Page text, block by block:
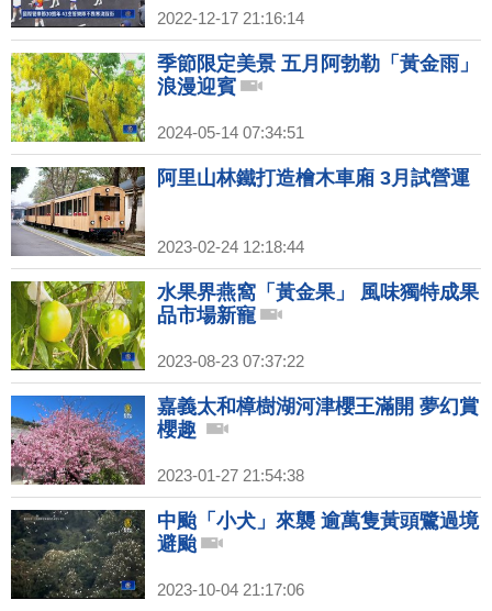
2022-12-17 21:16:14
季節限定美景 五月阿勃勒「黃金雨」
浪漫迎賓
2024-05-14 07:34:51
阿里山林鐵打造檜木車廂 3月試營運
2023-02-24 12:18:44
水果界燕窩「黃金果」 風味獨特成果
品市場新寵
2023-08-23 07:37:22
嘉義太和樟樹湖河津櫻王滿開 夢幻賞
櫻趣
2023-01-27 21:54:38
中颱「小犬」來襲 逾萬隻黃頭鷺過境
避颱
2023-10-04 21:17:06